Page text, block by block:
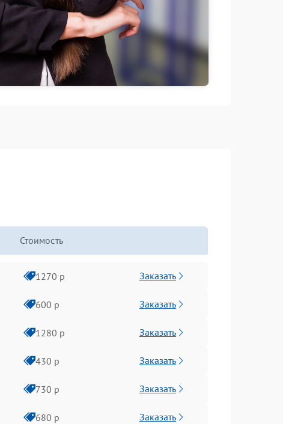
Стоимость
1270 р Заказать
600 р Заказать
1280 р Заказать
430 р Заказать
730 р Заказать
680 р Заказать